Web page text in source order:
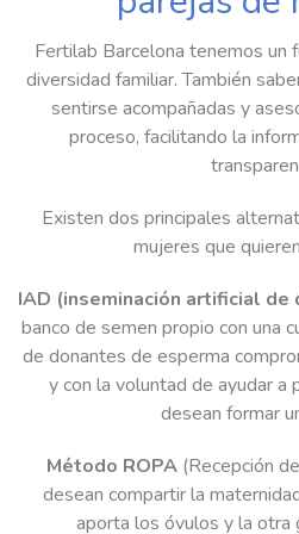
Fertilab Barcelona tenemos un
diversidad familiar. También
sentirse acompañadas y
proceso, facilitando la
Existen dos principales
mujeres que quieren
IAD (inseminación artificial de
banco de semen propio con una
de donantes de esperma
y con la voluntad de ayudar a
desean formar
Método ROPA(Recepción
desean compartir la
aporta los óvulos y la otra